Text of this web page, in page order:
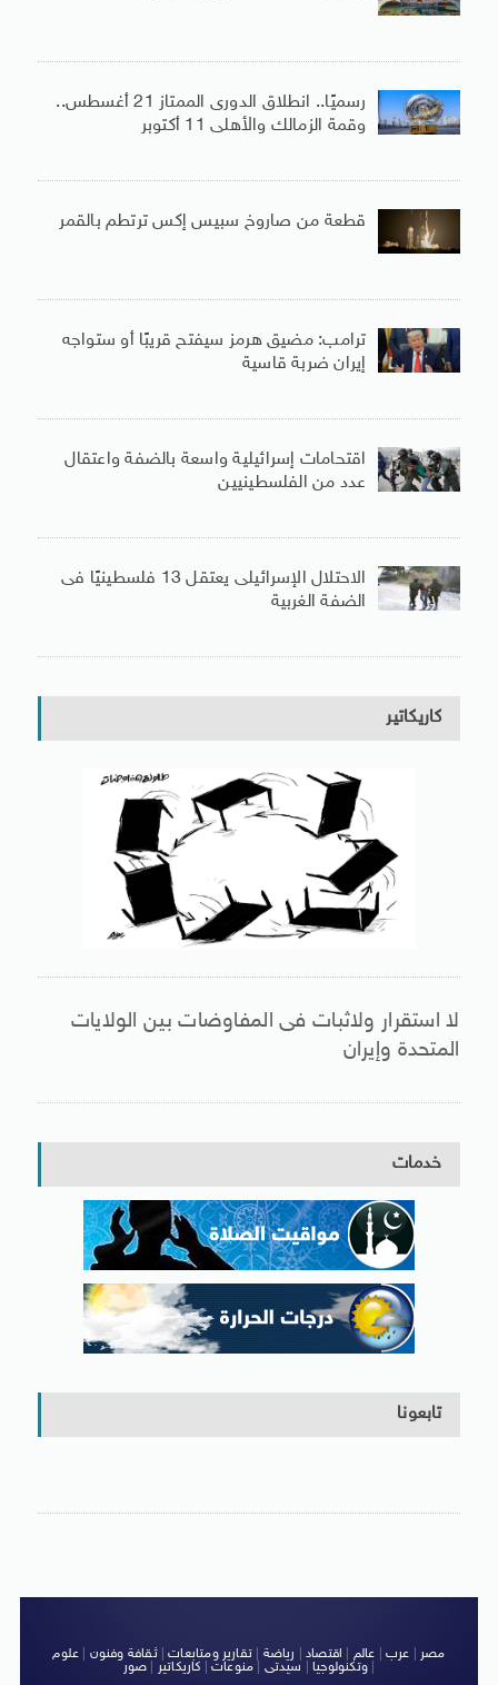
رسميًا.. انطلاق الدورى الممتاز 21 أغسطس..
وقمة الزمالك والأهلى 11 أكتوبر
قطعة من صاروخ سبيس إكس ترتطم بالقمر
ترامب: مضيق هرمز سيفتح قريبًا أو ستواجه
إيران ضربة قاسية
اقتحامات إسرائيلية واسعة بالضفة واعتقال
عدد من الفلسطينيين
الاحتلال الإسرائيلى يعتقل 13 فلسطينيًا فى
الضفة الغربية
كاريكاتير
لا استقرار ولاثبات فى المفاوضات بين الولايات
المتحدة وإيران
خدمات
تابعونا
مصر عرب عالم اقتصاد رياضة |تقارير ومتابعات|ثقافة وفنون
علوم
وتكنولوجيا| سيدتى منوعات كاريكاتير صور |